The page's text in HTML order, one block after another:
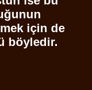
için de
böyledir.